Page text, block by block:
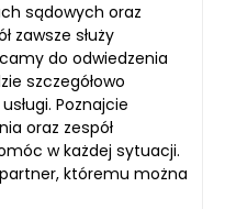
sądowych oraz
zawsze służy
do odwiedzenia
szczegółowo
Poznajcie
oraz zespół
w każdej sytuacji.
któremu można